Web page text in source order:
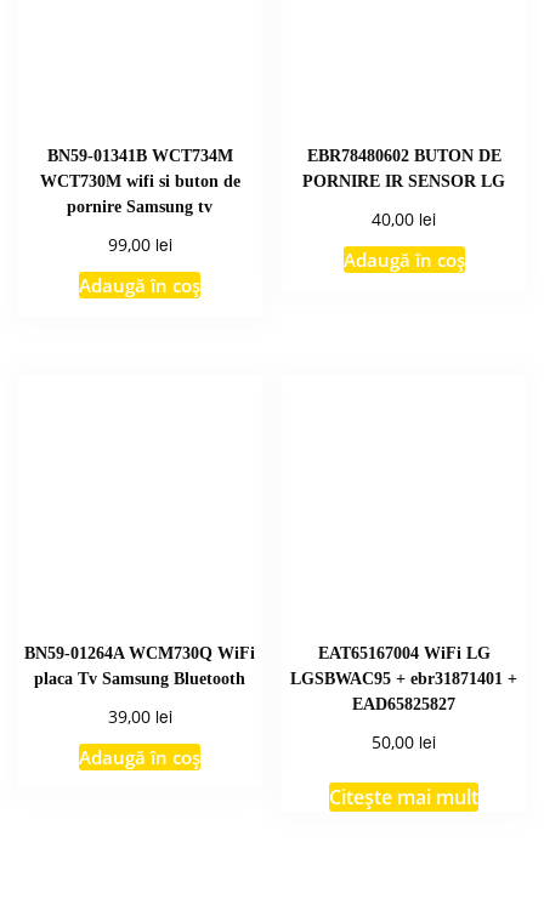
BN59-01341B WCT734M
WCT730M wifi si buton de
pornire Samsung tv
99,00 lei
Adaugă în coș
EBR78480602 BUTON DE
PORNIRE IR SENSOR LG
40,00 lei
Adaugă în coș
BN59-01264A WCM730Q WiFi
placa Tv Samsung Bluetooth
39,00 lei
Adaugă în coș
EAT65167004 WiFi LG
LGSBWAC95 + ebr31871401 +
EAD65825827
50,00 lei
Citește mai mult